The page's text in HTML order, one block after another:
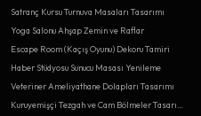
Satranç Kursu Turnuva Masaları Tasarımı
Yoga Salonu Ahşap Zemin ve Raflar
Escape Room (Kaçış Oyunu) Dekoru Tamiri
Haber Stüdyosu Sunucu Masası Yenileme
Veteriner Ameliyathane Dolapları Tasarımı